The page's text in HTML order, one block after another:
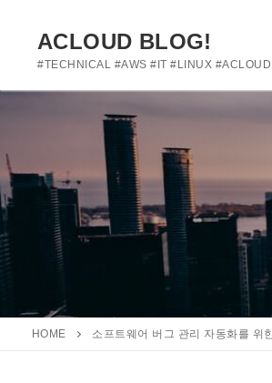
기
ACLOUD BLOG!
#TECHNICAL #AWS #IT #LINUX #ACLOUD
HOME 소프트웨어 버그 관리 자동화를 위